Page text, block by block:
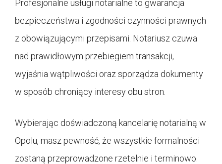
Profesjonalne usługi notarialne to gwarancja
bezpieczeństwa i zgodności czynności prawnych
z obowiązującymi przepisami. Notariusz czuwa
nad prawidłowym przebiegiem transakcji,
wyjaśnia wątpliwości oraz sporządza dokumenty
w sposób chroniący interesy obu stron.
Wybierając doświadczoną kancelarię notarialną w
Opolu, masz pewność, że wszystkie formalności
zostaną przeprowadzone rzetelnie i terminowo.